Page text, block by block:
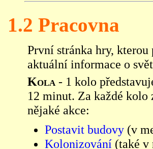
1.2 Pracovna
První stránka hry,
aktuální informace o
Kola - 1 kolo
12 minut. Za každé
nějaké akce:
Postavit budovy (v
Kolonizování (také v